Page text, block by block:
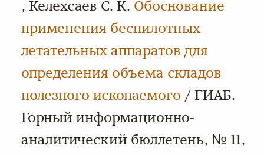
, Келехсаев С. К. Обоснование
применения беспилотных
летательных аппаратов для
определения объема складов
полезного ископаемого / ГИАБ.
Горный информационно-
аналитический бюллетень, № 11,